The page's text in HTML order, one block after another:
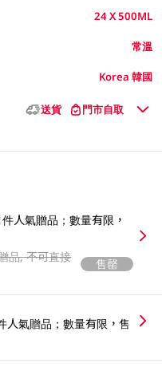
24 X 500ML
常溫
Korea 韓國
送貨 門市自取
人氣贈品；數量有限，
品, 不可直接
售罄
人氣贈品；數量有限，售